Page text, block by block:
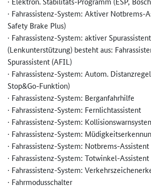
· Fahrassistenz-System: Aktiver Notbrems-
Safety Brake Plus)
· Fahrassistenz-System: aktiver Spurassistent
(Lenkunterstützung) besteht aus:
Spurassistent (AFIL)
· Fahrassistenz-System: Autom.
Stop&Go-Funktion)
· Fahrassistenz-System: Berganfahrhilfe
· Fahrassistenz-System: Fernlichtassistent
· Fahrassistenz-System:
· Fahrassistenz-System:
· Fahrassistenz-System: Notbrems-Assistent
· Fahrassistenz-System: Totwinkel-Assistent
· Fahrassistenz-System:
· Fahrmodusschalter